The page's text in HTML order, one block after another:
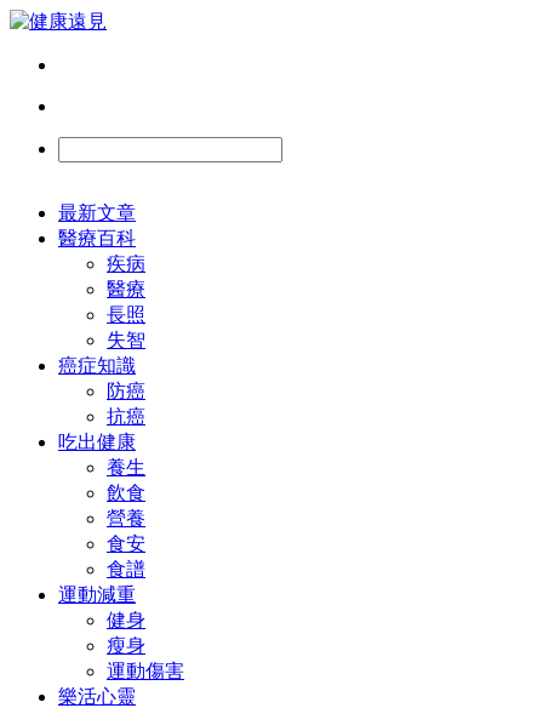
最新文章
醫療百科
疾病
醫療
長照
失智
癌症知識
防癌
抗癌
吃出健康
養生
飲食
營養
食安
食譜
運動減重
健身
瘦身
運動傷害
樂活心靈